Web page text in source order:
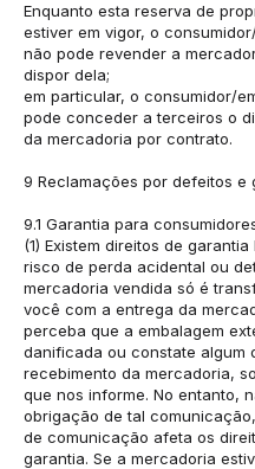
Enquanto esta reserva de
estiver em vigor, o
não pode revender a
dispor dela;
em particular, o consumidor/
pode conceder a terceiros o
da mercadoria por contrato.
9 Reclamações por defeitos e
9.1 Garantia para
(1) Existem direitos de garantia
risco de perda acidental ou
mercadoria vendida só é
você com a entrega da
perceba que a embalagem
danificada ou constate algum
recebimento da mercadoria,
que nos informe. No entanto,
obrigação de tal
de comunicação afeta os
garantia. Se a mercadoria